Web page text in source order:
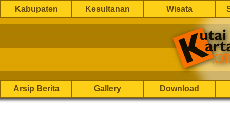
Kabupaten Kesultanan Wisata
Arsip Berita Gallery Download